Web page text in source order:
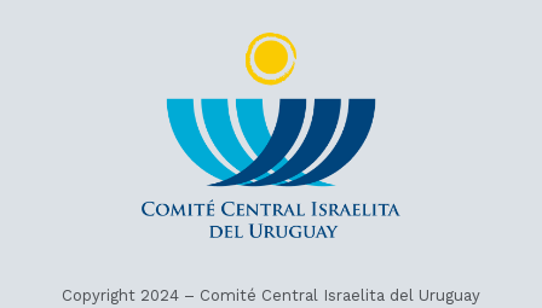
Copyright 2024 – Comité Central Israelita del Uruguay